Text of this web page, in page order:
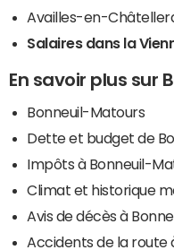
Availles-en-
Salaires dans la
En savoir plus sur
Bonneuil-Matours
Dette et budget de
Impôts à Bonneuil-
Climat et historique
Avis de décès à
Accidents de la route